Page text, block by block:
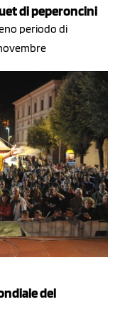
di peperoncini
periodo di
del